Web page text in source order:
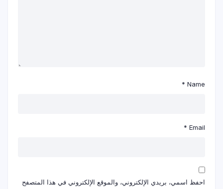
Name
*
Email
*
احفظ اسمي، بريدي الإلكتروني، والموقع الإلكتروني في هذا المتصفح